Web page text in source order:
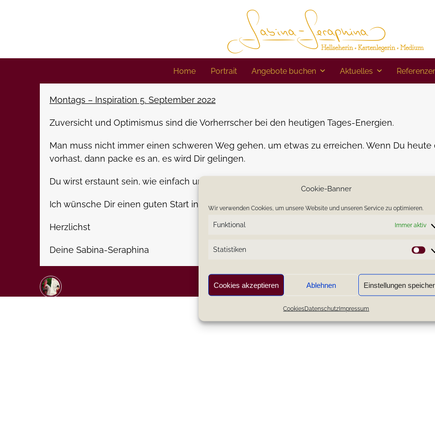
Cookie-Banner
Wir verwenden Cookies, um unsere Website und unseren Service zu optimieren.
Funktional Immer aktiv
Statistiken
Cookies akzeptieren Ablehnen Einstellungen
CookiesDatenschutzImpressum
Home Portrait Angebote buchen Aktuelles
Montags – Inspiration 5. September 2022
Zuversicht und Optimismus sind die Vorherrscher bei den heutigen Tages-Energien.
Man muss nicht immer einen schweren Weg gehen, um etwas zu erreichen. Wenn Du heute
vorhast, dann packe es an, es wird Dir gelingen.
Du wirst erstaunt sein, wie einfach und erfolgreich das sein wird.
Ich wünsche Dir einen guten Start in die neue Woche.
Herzlichst
Deine Sabina-Seraphina